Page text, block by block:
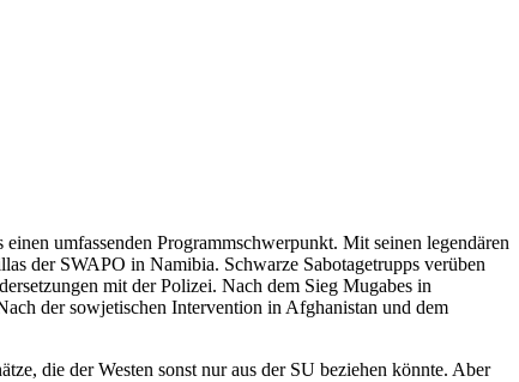
umfassenden Programmschwerpunkt. Mit seinen legendären
der SWAPO in Namibia. Schwarze Sabotagetrupps verüben
mit der Polizei. Nach dem Sieg Mugabes in
der sowjetischen Intervention in Afghanistan und dem
die der Westen sonst nur aus der SU beziehen könnte. Aber